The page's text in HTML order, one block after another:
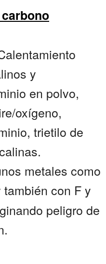
y
en polvo,
oxígeno,
trietilo de
metales como
con F y
peligro de